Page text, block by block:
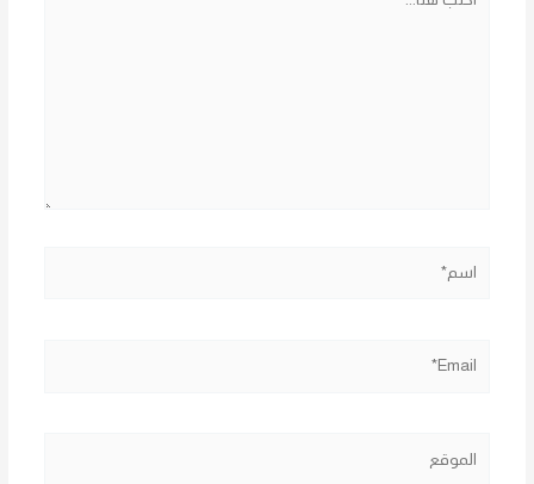
هنا...